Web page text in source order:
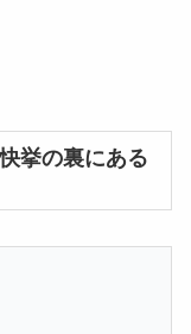
挙の裏にある